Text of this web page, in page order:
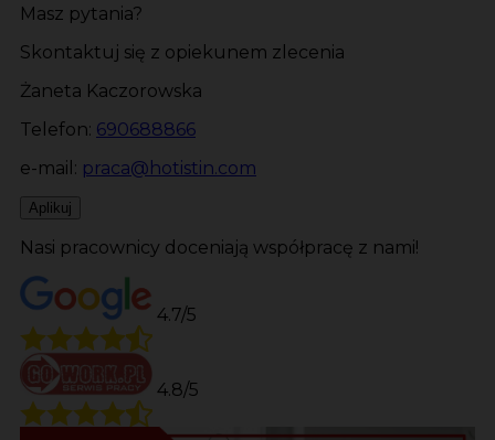
Masz pytania?
Skontaktuj się z opiekunem zlecenia
Żaneta Kaczorowska
Telefon: 690688866
e-mail: praca@hotistin.com
Aplikuj
Nasi pracownicy doceniają współpracę z nami!
4.7/5
4.8/5